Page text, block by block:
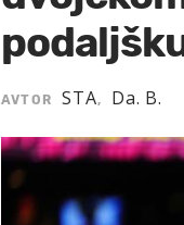
AVTOR STA, Da. B.